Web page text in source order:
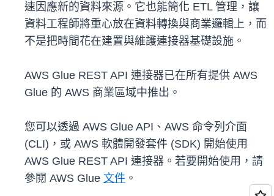
速因應新的資料來源。它也能簡化 ETL 管理，讓
資料工程師將重心放在資料轉換與商業邏輯上，而
不是把時間花在建置與維護連接器基礎設施。
AWS Glue REST API 連接器已在所有提供 AWS
Glue 的 AWS 商業區域中推出。
您可以透過 AWS Glue API、AWS 命令列介面
(CLI)，或 AWS 軟體開發套件 (SDK) 開始使用
AWS Glue REST API 連接器。若要開始使用，請
參閱 AWS Glue 文件 。